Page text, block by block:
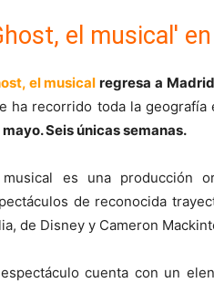
el musical'
el musical regresa a
ha recorrido toda la geografía
Seis únicas semanas.
es una producción
de reconocida
de Disney y Cameron
cuenta con un